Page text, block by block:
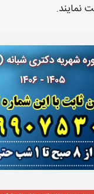
دکتری شبانه (نوبت